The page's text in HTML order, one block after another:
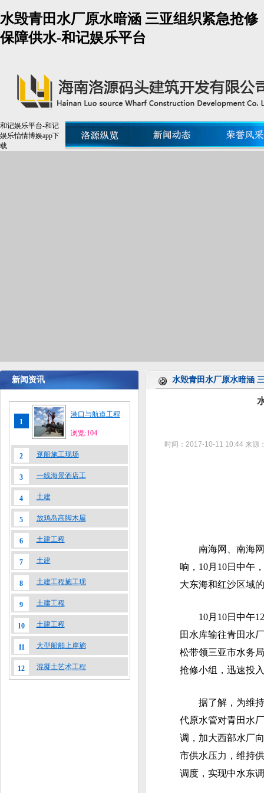
水毁青田水厂原水暗涵 三亚组织紧急抢修
保障供水-和记娱乐平台
和记娱乐平台-和记
娱乐怡情博娱app下
载
新闻资讯 水毁青田水厂原水暗涵
1
港口与航道工程
浏览:104
2 趸船施工现场
3 一线海景酒店工
4 土建
5 放鸡岛高脚木屋
6 土建工程
7 土建
8 土建工程施工现
9 土建工程
10 土建工程
11 大型船舶上岸施
12 混凝土艺术工程
时间：2017-10-11 10:44 来源
南海网、南海网
响，10月10日中午
大东海和红沙区域
10月10日中午12
田水库输往青田水
松带领三亚市水务
抢修小组，迅速投
据了解，为维持
代原水管对青田水
调，加大西部水厂
市供水压力，维持
调度，实现中水东